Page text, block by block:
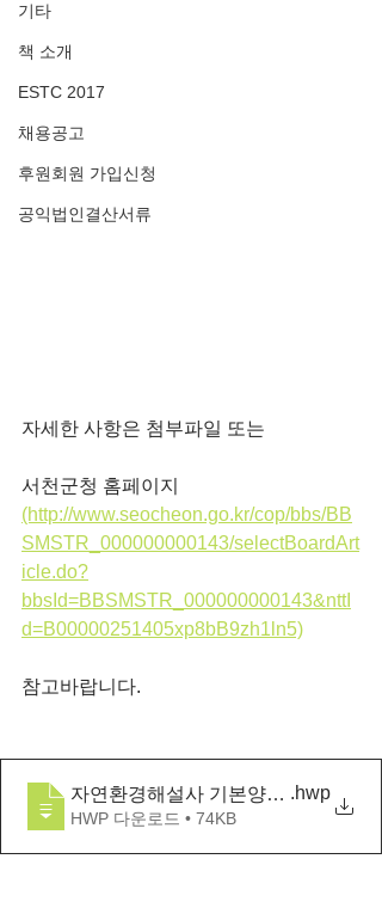
기타
책 소개
ESTC 2017
채용공고
후원회원 가입신청
공익법인결산서류
자세한 사항은 첨부파일 또는
서천군청 홈페이지
(http://www.seocheon.go.kr/cop/bbs/BB
SMSTR_000000000143/selectBoardArt
icle.do?
bbsId=BBSMSTR_000000000143&nttI
d=B00000251405xp8bB9zh1ln5)
참고바랍니다.
자연환경해설사 기본양성과정 모집
.hwp
HWP 다운로드 • 74KB